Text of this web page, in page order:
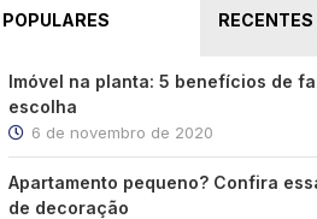
POPULARES RECENTES
Imóvel na planta: 5 benefícios de
escolha
6 de novembro de 2020
Apartamento pequeno? Confira
de decoração